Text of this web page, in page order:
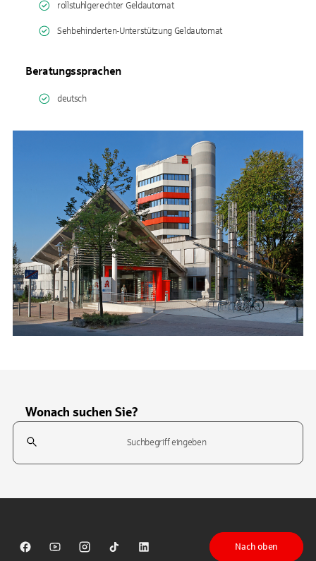
rollstuhlgerechter Geldautomat
Sehbehinderten-Unterstützung Geldautomat
Beratungssprachen
deutsch
Wonach suchen Sie?
Suchfeld
Sparkasse auf Facebook
Sparkasse auf Youtube
Sparkasse auf Instagram
Sparkasse auf TikTok
Sparkasse auf LinkedIn
Nach oben